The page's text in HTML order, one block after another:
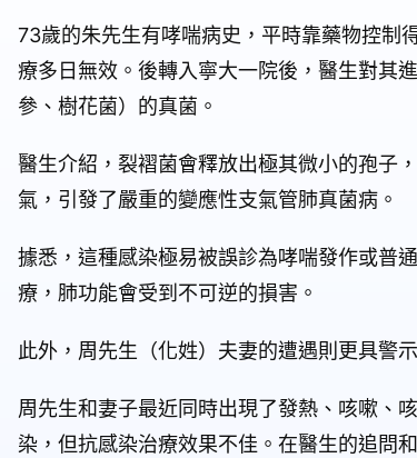
73歲的朱先生有哮喘病史，平時靠藥物控制
療多日無效。後轉入寧大一院後，醫生對其
參、樹花菌）的真菌。
醫生介紹，裂褶菌會釋放出極其微小的孢子
氣，引發了嚴重的變應性支氣管肺真菌病。
據悉，這種感染極易被誤診為哮喘發作或普
療，肺功能會受到不可逆的損害。
此外，周先生（化姓）夫妻的遭遇則更具警
周先生和妻子最近同時出現了發熱、咳嗽、
染，但抗感染治療效果不佳。在醫生的追問